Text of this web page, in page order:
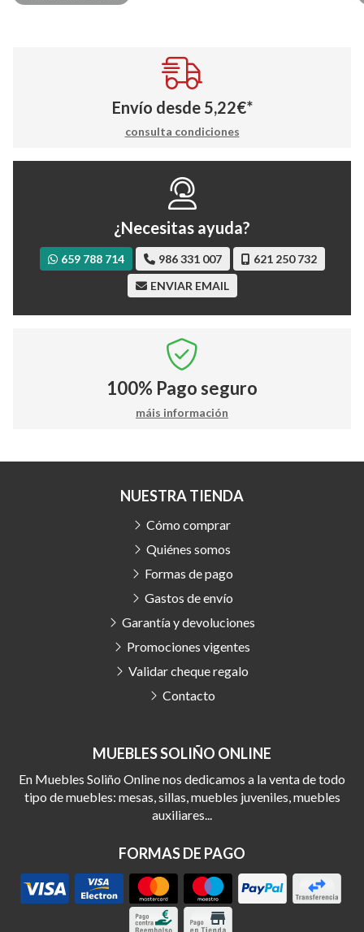
Envío desde 5,22€*
consulta condiciones
¿Necesitas ayuda?
659 788 714 986 331 007
621 250 732
ENVIAR EMAIL
100% Pago seguro
máis información
MUEBLES SOLIÑO ONLINE
En Muebles Soliño Online nos dedicamos a la venta de todo
tipo de muebles: mesas, sillas, muebles juveniles, muebles
auxiliares...
FORMAS DE PAGO
NUESTRA TIENDA
Cómo comprar
Quiénes somos
Formas de pago
Gastos de envío
Garantía y devoluciones
Promociones vigentes
Validar cheque regalo
Contacto